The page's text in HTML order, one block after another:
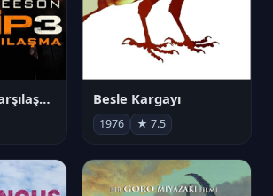
Takip 3: Son Karşılaşma Besle Kargayı
1976 ★ 7.5